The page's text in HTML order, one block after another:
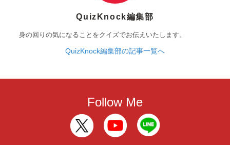
QuizKnock編集部
身の回りの気になることをクイズでお伝えいたします。
QuizKnock編集部の記事一覧へ
Follow Me